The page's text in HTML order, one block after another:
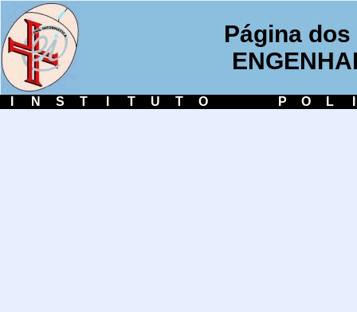
Página
N S T T U T O P O L